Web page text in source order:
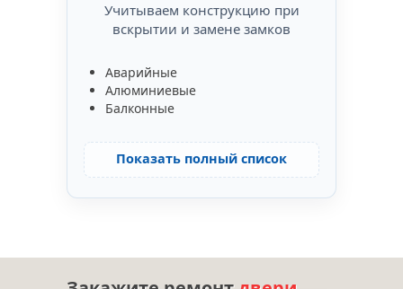
Учитываем конструкцию при
вскрытии и замене замков
Аварийные
Алюминиевые
Балконные
Показать полный список